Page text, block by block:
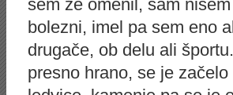
sem že omenil, sam
bolezni, imel pa sem eno
drugače, ob delu ali
presno hrano, se je